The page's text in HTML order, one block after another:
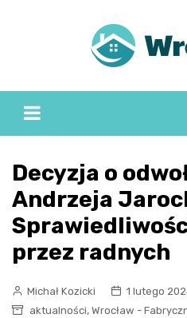
Decyzja o
Andrzeja
przez radnych
Michał Kozicki
1 lutego
aktualności, Wrocław -